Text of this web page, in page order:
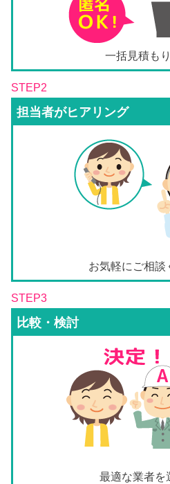
一括見積も
STEP2
担当者がヒアリング
お気軽にご相談
STEP3
比較・検討
最適な業者を